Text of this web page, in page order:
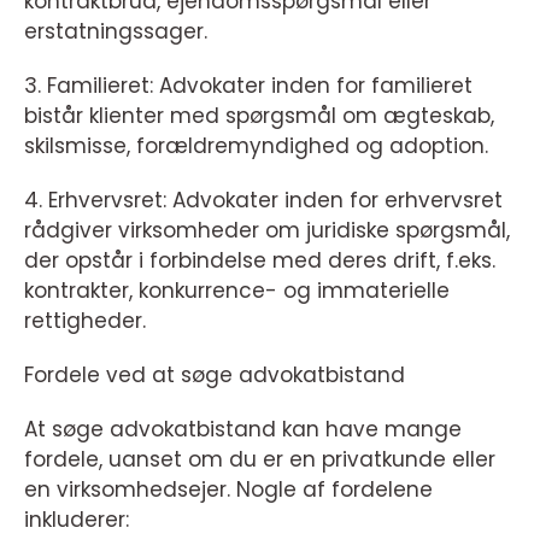
erstatningssager.
3. Familieret: Advokater inden for familieret
bistår klienter med spørgsmål om ægteskab,
skilsmisse, forældremyndighed og adoption.
4. Erhvervsret: Advokater inden for erhvervsret
rådgiver virksomheder om juridiske spørgsmål,
der opstår i forbindelse med deres drift, f.eks.
kontrakter, konkurrence- og immaterielle
rettigheder.
Fordele ved at søge advokatbistand
At søge advokatbistand kan have mange
fordele, uanset om du er en privatkunde eller
en virksomhedsejer. Nogle af fordelene
inkluderer: